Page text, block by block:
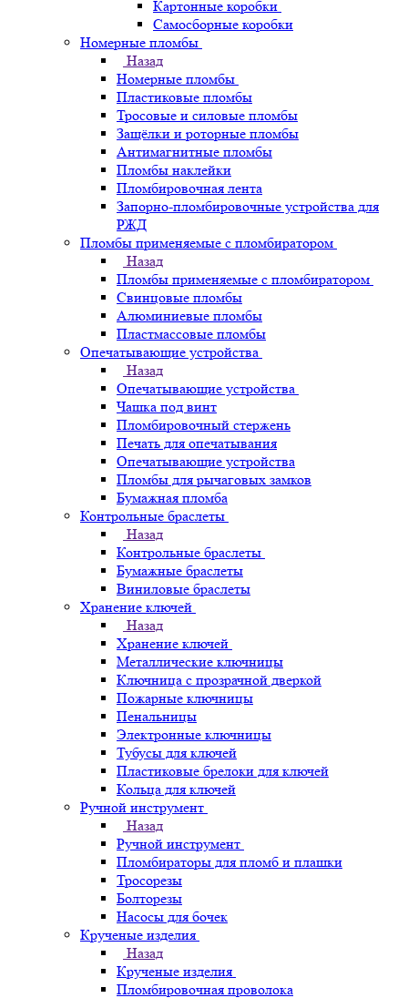
Картонные коробки
Самосборные коробки
Номерные пломбы
Назад
Номерные пломбы
Пластиковые пломбы
Тросовые и силовые пломбы
Защёлки и роторные пломбы
Антимагнитные пломбы
Пломбы наклейки
Пломбировочная лента
Запорно-пломбировочные устройства для
РЖД
Пломбы применяемые с пломбиратором
Назад
Пломбы применяемые с пломбиратором
Свинцовые пломбы
Алюминиевые пломбы
Пластмассовые пломбы
Опечатывающие устройства
Назад
Опечатывающие устройства
Чашка под винт
Пломбировочный стержень
Печать для опечатывания
Опечатывающие устройства
Пломбы для рычаговых замков
Бумажная пломба
Контрольные браслеты
Назад
Контрольные браслеты
Бумажные браслеты
Виниловые браслеты
Хранение ключей
Назад
Хранение ключей
Металлические ключницы
Ключница с прозрачной дверкой
Пожарные ключницы
Пенальницы
Электронные ключницы
Тубусы для ключей
Пластиковые брелоки для ключей
Кольца для ключей
Ручной инструмент
Назад
Ручной инструмент
Пломбираторы для пломб и плашки
Тросорезы
Болторезы
Насосы для бочек
Крученые изделия
Назад
Крученые изделия
Пломбировочная проволока